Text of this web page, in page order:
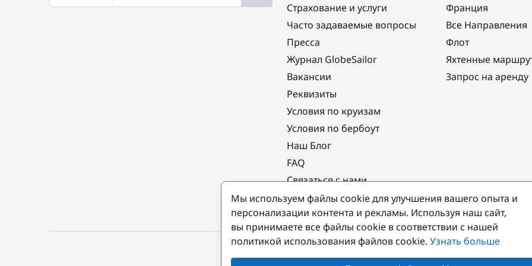
Страхование и услуги
Часто задаваемые вопросы
Пресса
Журнал GlobeSailor
Вакансии
Реквизиты
Условия по круизам
Условия по бербоут
Наш Блог
FAQ
Связаться с нами
Франция
Все Направления
Флот
Яхтенные
Запрос на аренду
Популярные направления
Мы используем файлы cookie для улучшения вашего опыта и
персонализации контента и рекламы. Используя наш сайт,
вы принимаете все файлы cookie в соответствии с нашей
политикой использования файлов cookie. Узнать больше